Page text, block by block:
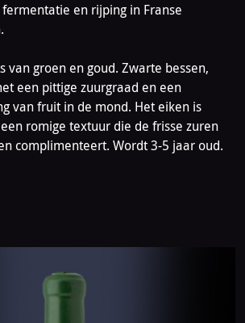
en rijping in Franse
van groen en goud. Zwarte bessen,
een pittige zuurgraad en een
van fruit in de mond. Het eiken is
romige textuur die de frisse zuren
complimenteert. Wordt 3-5 jaar oud.